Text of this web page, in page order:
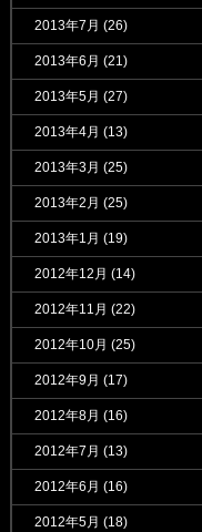
2013年7月 (26)
2013年6月 (21)
2013年5月 (27)
2013年4月 (13)
2013年3月 (25)
2013年2月 (25)
2013年1月 (19)
2012年12月 (14)
2012年11月 (22)
2012年10月 (25)
2012年9月 (17)
2012年8月 (16)
2012年7月 (13)
2012年6月 (16)
2012年5月 (18)